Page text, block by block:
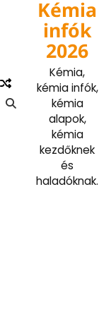
Kémia
infók
2026
Kémia,
kémia infók,
kémia
alapok,
kémia
kezdőknek
és
haladóknak.